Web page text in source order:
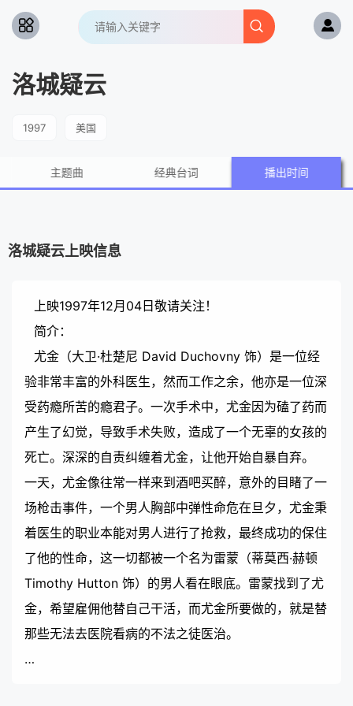
洛城疑云
1997 美国
主题曲 经典台词 播出时间
洛城疑云上映信息
上映1997年12月04日敬请关注！
简介：
尤金（大卫·杜楚尼 David Duchovny 饰）是一位经
验非常丰富的外科医生，然而工作之余，他亦是一位深
受药瘾所苦的瘾君子。一次手术中，尤金因为磕了药而
产生了幻觉，导致手术失败，造成了一个无辜的女孩的
死亡。深深的自责纠缠着尤金，让他开始自暴自弃。
一天，尤金像往常一样来到酒吧买醉，意外的目睹了一
场枪击事件，一个男人胸部中弹性命危在旦夕，尤金秉
着医生的职业本能对男人进行了抢救，最终成功的保住
了他的性命，这一切都被一个名为雷蒙（蒂莫西·赫顿
Timothy Hutton 饰）的男人看在眼底。雷蒙找到了尤
金，希望雇佣他替自己干活，而尤金所要做的，就是替
那些无法去医院看病的不法之徒医治。
…